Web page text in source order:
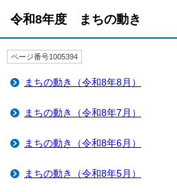
令和8年度 まちの動き
ページ番号1005394
まちの動き（令和8年8月）
まちの動き（令和8年7月）
まちの動き（令和8年6月）
まちの動き（令和8年5月）